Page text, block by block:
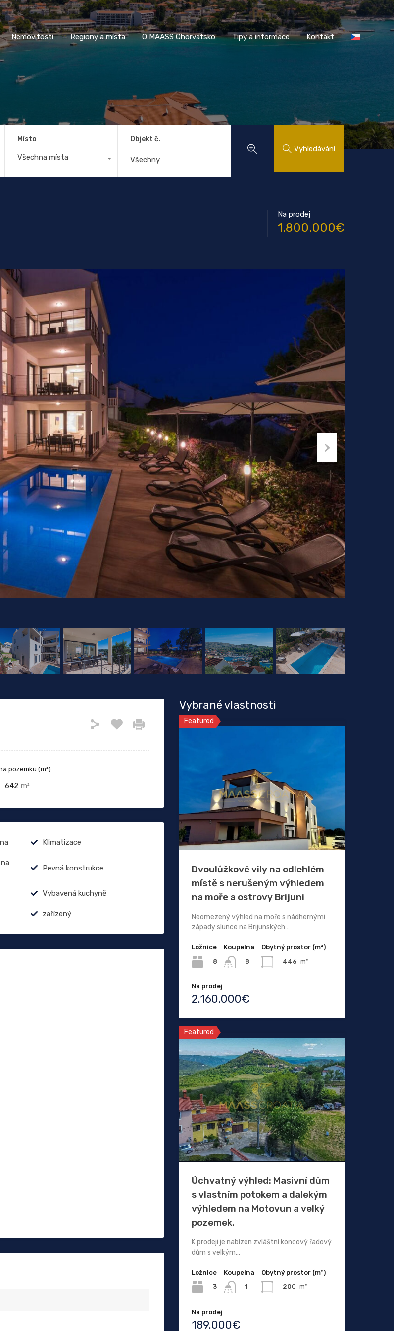
Nemovitosti Regiony a místa O MAASS Chorvatsko Tipy a informace Kontakt
Nemovitosti Regiony a místa O MAASS Chorvatsko Tipy a informace Kontakt
Místo
Všechna místa
Objekt č.
Vyhledávání
Na prodej
1.800.000€
pozemku (m²)
642 m²
Klimatizace
Pevná konstrukce
Vybavená kuchyně
zařízený
Vybrané vlastnosti
Featured
Dvoulůžkové vily na odlehlém
místě s nerušeným výhledem
na moře a ostrovy Brijuni
Neomezený výhled na moře s nádhernými
západy slunce na Brijunských…
Ložnice
8
Koupelna
8
Obytný prostor (m²)
446 m²
Na prodej
2.160.000€
Featured
Úchvatný výhled: Masivní dům
s vlastním potokem a dalekým
výhledem na Motovun a velký
pozemek.
K prodeji je nabízen zvláštní koncový řadový
dům s velkým…
Ložnice
3
Koupelna
1
Obytný prostor (m²)
200 m²
Na prodej
189.000€